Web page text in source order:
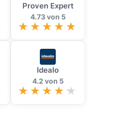
Proven Expert
4.73 von 5
Idealo
4.2 von 5